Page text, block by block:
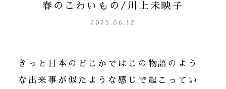
春のこわいもの/川上未映子
2025.06.12
きっと日本のどこかではこの物語のよう
な出来事が似たような感じで起こってい